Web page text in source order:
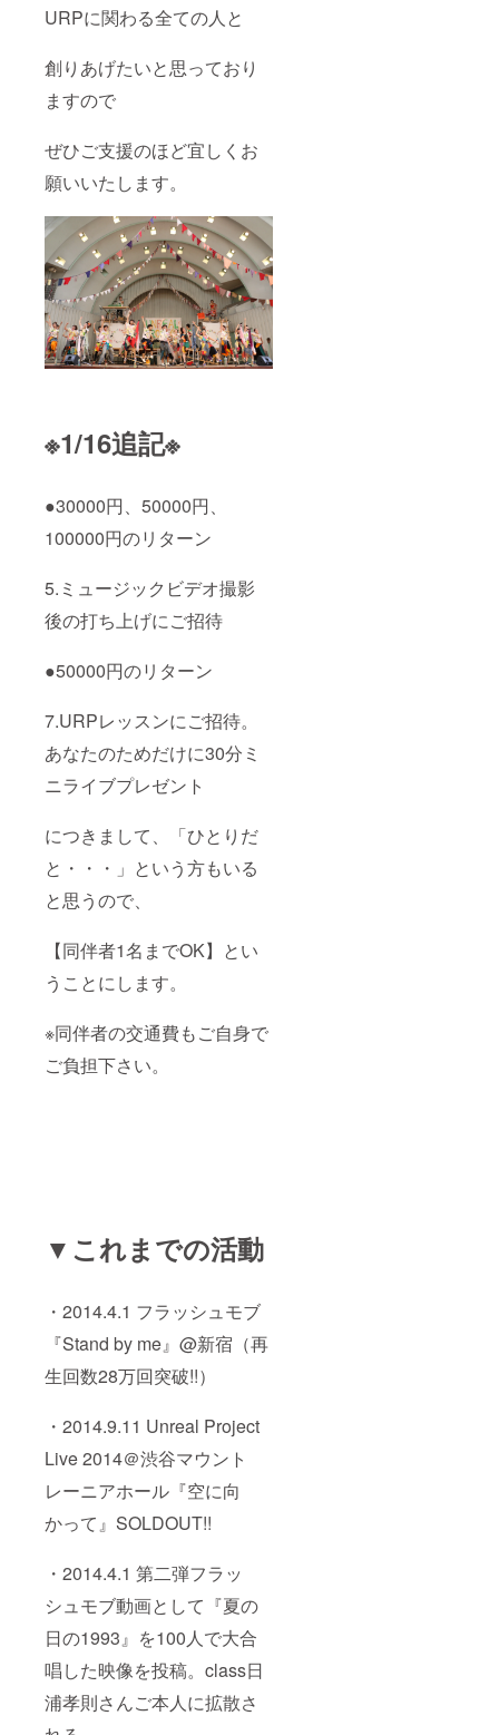
URPに関わる全ての人と
創りあげたいと思っており
ますので
ぜひご支援のほど宜しくお
願いいたします。
※1/16追記※
●30000円、50000円、
100000円のリターン
5.ミュージックビデオ撮影
後の打ち上げにご招待
●50000円のリターン
7.URPレッスンにご招待。
あなたのためだけに30分ミ
ニライブプレゼント
につきまして、「ひとりだ
と・・・」という方もいる
と思うので、
【同伴者1名までOK】とい
うことにします。
※同伴者の交通費もご自身で
ご負担下さい。
▼これまでの活動
・2014.4.1 フラッシュモブ
『Stand by me』@新宿（再
生回数28万回突破!!）
・2014.9.11 Unreal Project
Live 2014＠渋谷マウント
レーニアホール『空に向
かって』SOLDOUT!!
・2014.4.1 第二弾フラッ
シュモブ動画として『夏の
日の1993』を100人で大合
唱した映像を投稿。class日
浦孝則さんご本人に拡散さ